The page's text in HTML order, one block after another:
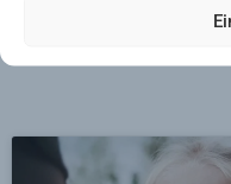
des Schnupperns,